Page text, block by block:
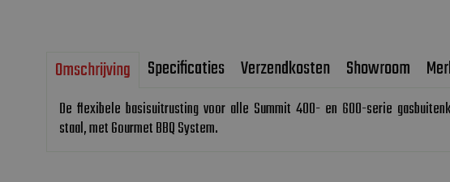
Omschrijving Specificaties Verzendkosten Showroom
De flexibele basisuitrusting voor alle Summit 400- en 600-serie
staal, met Gourmet BBQ System.